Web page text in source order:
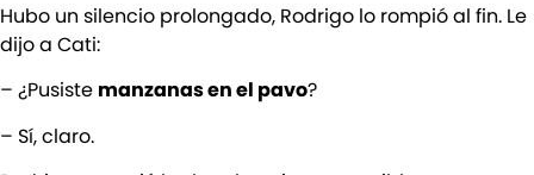
Hubo un silencio prolongado, Rodrigo lo rompió al fin. Le
dijo a Cati:
– ¿Pusiste manzanas en el pavo?
– Sí, claro.